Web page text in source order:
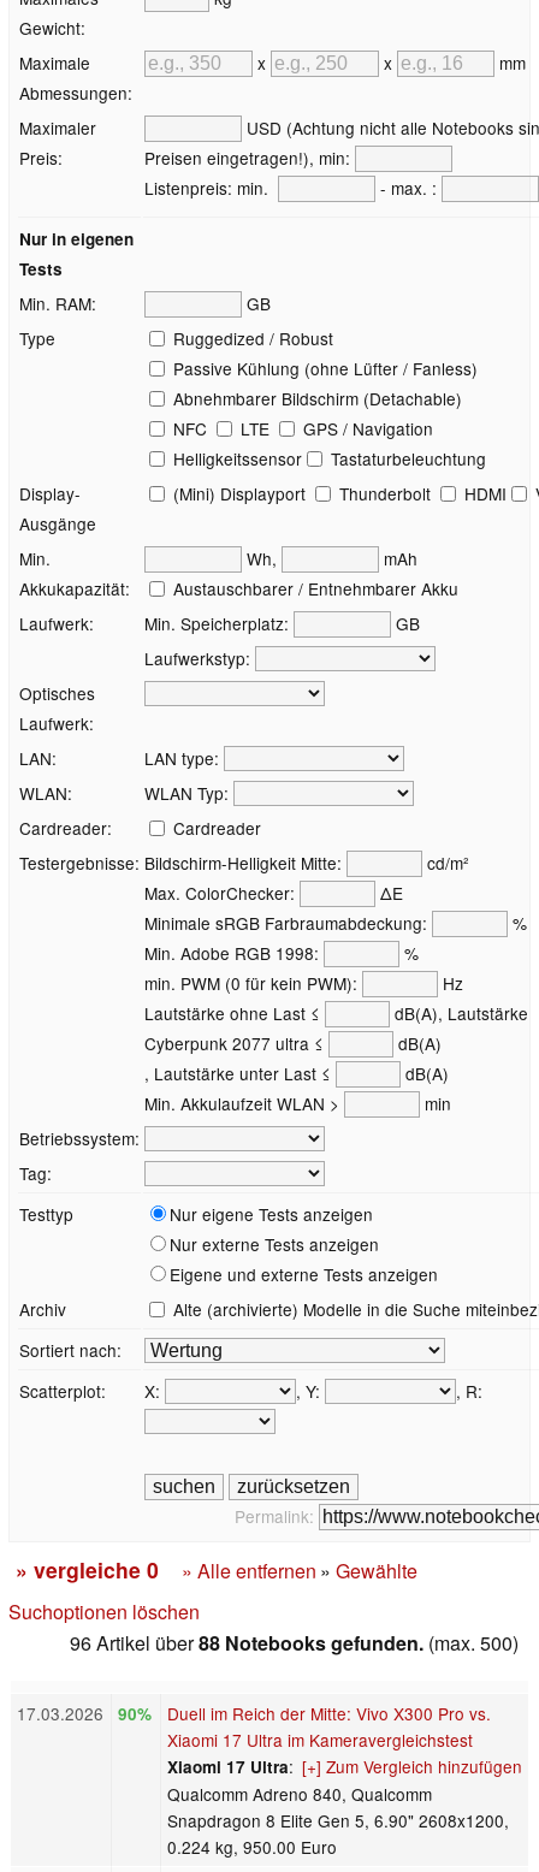
Gewicht:
Maximale
Abmessungen:
x x mm
Maximaler
Preis:
USD (Achtung nicht alle Notebooks
Preisen eingetragen!), min:
Listenpreis: min.
- max. :
Nur in eigenen
Tests
Min. RAM:
GB
Type
Ruggedized / Robust
Passive Kühlung (ohne Lüfter / Fanless)
Abnehmbarer Bildschirm (Detachable)
NFC
LTE
GPS / Navigation
Helligkeitssensor
Tastaturbeleuchtung
Display-
Ausgänge
(Mini) Displayport Thunderbolt HDMI
Min.
Akkukapazität:
Wh,
mAh
Austauschbarer / Entnehmbarer Akku
Laufwerk:
Min. Speicherplatz:
GB
Laufwerkstyp:
Optisches
Laufwerk:
LAN:
LAN type:
WLAN:
WLAN Typ:
Cardreader:
Cardreader
Testergebnisse: Bildschirm-Helligkeit Mitte:
cd/m²
Max. ColorChecker:
ΔE
Minimale sRGB Farbraumabdeckung:
%
Min. Adobe RGB 1998:
%
min. PWM (0 für kein PWM):
Hz
Lautstärke ohne Last ≤
dB(A), Lautstärke
Cyberpunk 2077 ultra ≤
dB(A)
, Lautstärke unter Last ≤
dB(A)
Min. Akkulaufzeit WLAN >
min
Betriebssystem:
Tag:
Testtyp
Nur eigene Tests anzeigen
Nur externe Tests anzeigen
Eigene und externe Tests anzeigen
Archiv
Alte (archivierte) Modelle in die Suche
Sortiert nach:
Scatterplot:
X: , Y: , R:
Permalink:
» vergleiche 0 » Alle entfernen » Gewählte
Suchoptionen löschen
96 Artikel über88 Notebooks gefunden. (max. 500)
17.03.2026 90%
Duell im Reich der Mitte: Vivo X300 Pro vs.
Xiaomi 17 Ultra im Kameravergleichstest
[+] Zum Vergleich hinzufügen
Xiaomi 17 Ultra:
Qualcomm Adreno 840, Qualcomm
Snapdragon 8 Elite Gen 5, 6.90" 2608x1200,
0.224 kg, 950.00 Euro